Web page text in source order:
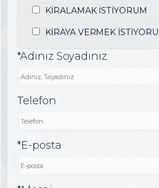
KİRALAMAK İSTİYORUM
KİRAYA VERMEK
*Adınız Soyadınız
Telefon
*E-posta